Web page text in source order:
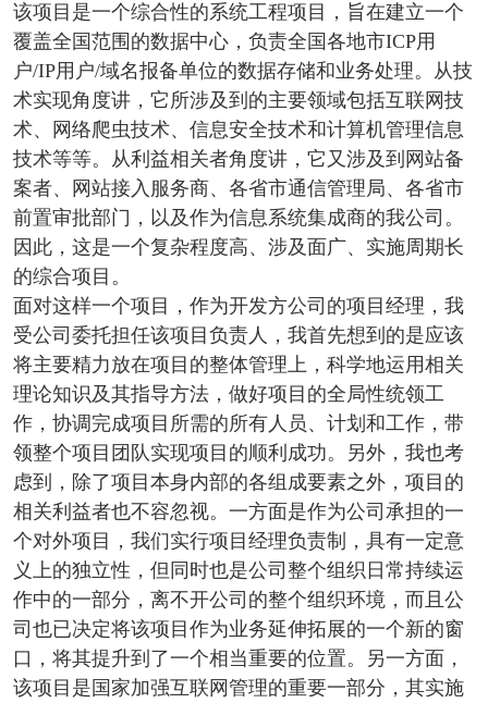
该项目是一个综合性的系统工程项目，旨在建立一个
覆盖全国范围的数据中心，负责全国各地市ICP用
户/IP用户/域名报备单位的数据存储和业务处理。从技
术实现角度讲，它所涉及到的主要领域包括互联网技
术、网络爬虫技术、信息安全技术和计算机管理信息
技术等等。从利益相关者角度讲，它又涉及到网站备
案者、网站接入服务商、各省市通信管理局、各省市
前置审批部门，以及作为信息系统集成商的我公司。
因此，这是一个复杂程度高、涉及面广、实施周期长
的综合项目。
面对这样一个项目，作为开发方公司的项目经理，我
受公司委托担任该项目负责人，我首先想到的是应该
将主要精力放在项目的整体管理上，科学地运用相关
理论知识及其指导方法，做好项目的全局性统领工
作，协调完成项目所需的所有人员、计划和工作，带
领整个项目团队实现项目的顺利成功。另外，我也考
虑到，除了项目本身内部的各组成要素之外，项目的
相关利益者也不容忽视。一方面是作为公司承担的一
个对外项目，我们实行项目经理负责制，具有一定意
义上的独立性，但同时也是公司整个组织日常持续运
作中的一部分，离不开公司的整个组织环境，而且公
司也已决定将该项目作为业务延伸拓展的一个新的窗
口，将其提升到了一个相当重要的位置。另一方面，
该项目是国家加强互联网管理的重要一部分，其实施